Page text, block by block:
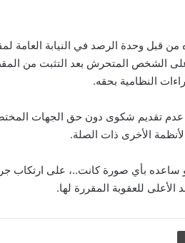
من قبل وحدة الرصد في النيابة
على الشخص المتحرش بعد التثبت من
النظامية بحقه.
تقديم شكوى دون حق الجهات
الأخرى ذات الصلة.
بأي صورة كانت..، على ارتكاب
للعقوبة المقررة لها.
طباعة